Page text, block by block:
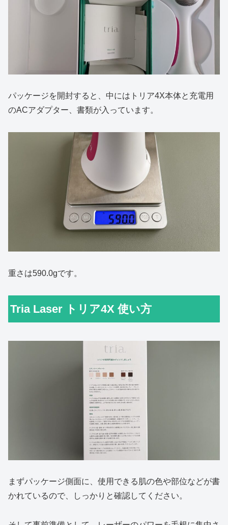
パッケージを開封すると、中にはトリア4X本体と充電用
のACアダプター、書類が入っています。
重さは590.0gです。
Tria Laser トリア4X 使い方
まずパッケージ側面に、使用できる肌の色や部位などが書
かれているので、しっかりと確認してください。